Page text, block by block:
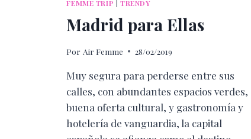
FEMME TRIP |TRENDY
Madrid para Ellas
Por Air Femme 28/02/2019
Muy segura para perderse entre sus
calles, con abundantes espacios verdes,
buena oferta cultural, y gastronomía y
hotelería de vanguardia, la capital